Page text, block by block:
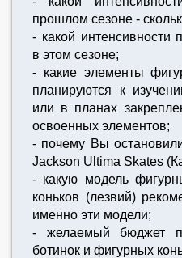
прошлом сезоне -
- какой интенсивности
в этом сезоне;
- какие элементы
планируются к
или в планах
освоенных элементов;
- почему Вы
Jackson Ultima Skates
- какую модель
коньков (лезвий)
именно эти модели;
- желаемый бюджет
ботинок и фигурных